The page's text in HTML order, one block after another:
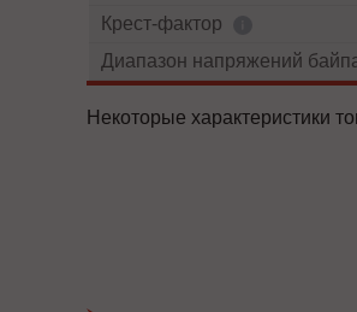
Крест-фактор
Диапазон напряжений
Некоторые характеристики